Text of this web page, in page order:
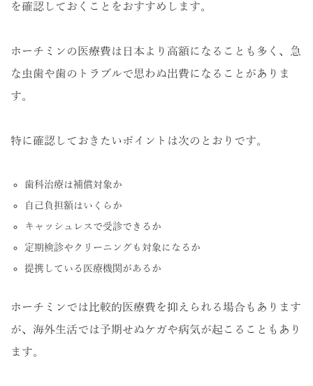
を確認しておくことをおすすめします。
ホーチミンの医療費は日本より高額になることも多く、急
な虫歯や歯のトラブルで思わぬ出費になることがありま
す。
特に確認しておきたいポイントは次のとおりです。
歯科治療は補償対象か
自己負担額はいくらか
キャッシュレスで受診できるか
定期検診やクリーニングも対象になるか
提携している医療機関があるか
ホーチミンでは比較的医療費を抑えられる場合もあります
が、海外生活では予期せぬケガや病気が起こることもあり
ます。